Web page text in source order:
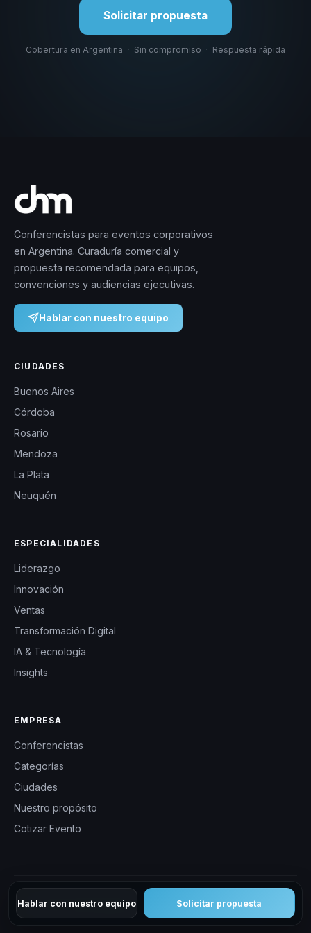
Solicitar propuesta
Cobertura en Argentina · Sin compromiso · Respuesta rápida
Hablar con nuestro equipo Solicitar propuesta
Conferencistas para eventos corporativos
en Argentina. Curaduría comercial y
propuesta recomendada para equipos,
convenciones y audiencias ejecutivas.
Hablar con nuestro equipo
CIUDADES
Buenos Aires
Córdoba
Rosario
Mendoza
La Plata
Neuquén
ESPECIALIDADES
Liderazgo
Innovación
Ventas
Transformación Digital
IA & Tecnología
Insights
EMPRESA
Conferencistas
Categorías
Ciudades
Nuestro propósito
Cotizar Evento
© 2026 CHM Argentina. Todos los derechos reservados.